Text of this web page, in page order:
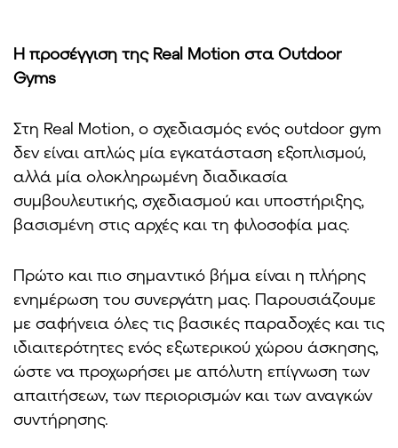
Η προσέγγιση της Real Motion στα Outdoor
Gyms
Στη Real Motion, ο σχεδιασμός ενός outdoor gym
δεν είναι απλώς μία εγκατάσταση εξοπλισμού,
αλλά μία ολοκληρωμένη διαδικασία
συμβουλευτικής, σχεδιασμού και υποστήριξης,
βασισμένη στις αρχές και τη φιλοσοφία μας.
Πρώτο και πιο σημαντικό βήμα είναι η πλήρης
ενημέρωση του συνεργάτη μας. Παρουσιάζουμε
με σαφήνεια όλες τις βασικές παραδοχές και τις
ιδιαιτερότητες ενός εξωτερικού χώρου άσκησης,
ώστε να προχωρήσει με απόλυτη επίγνωση των
απαιτήσεων, των περιορισμών και των αναγκών
συντήρησης.